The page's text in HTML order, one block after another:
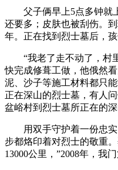
父子俩早上5点多钟就
还要多；皮肤也被刮伤。
年。正在找到烈士墓后，
“我老了走不动了，村
快完成修葺工做，他俄然
泥、沙子等施工材料都只
正在深山的烈士墓，有人
盆峪村到烈士墓所正在的深
用双手守护着一份忠实
步都烙印着对烈士的敬重
13000公里，”2008年，我